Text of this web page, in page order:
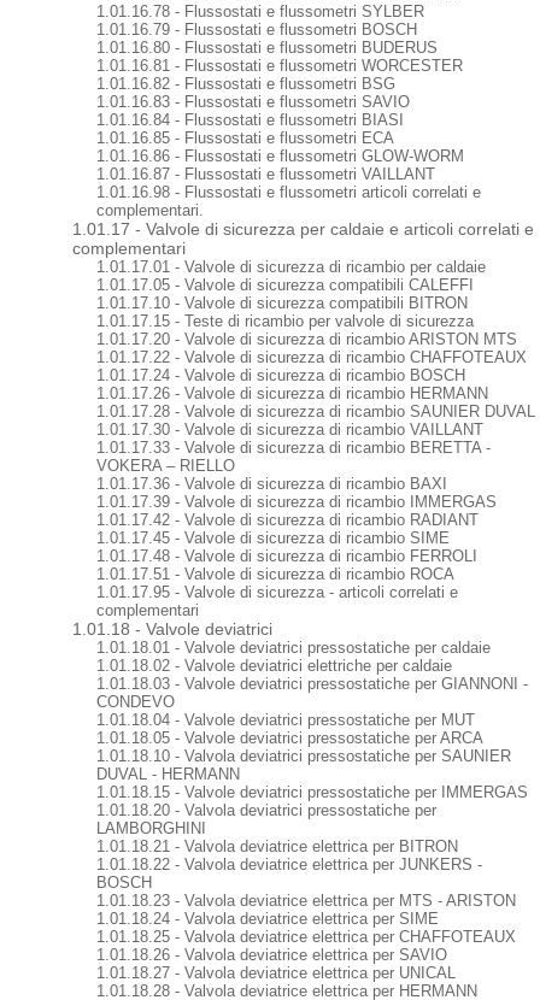
1.01.16.78 - Flussostati e flussometri SYLBER
1.01.16.79 - Flussostati e flussometri BOSCH
1.01.16.80 - Flussostati e flussometri BUDERUS
1.01.16.81 - Flussostati e flussometri WORCESTER
1.01.16.82 - Flussostati e flussometri BSG
1.01.16.83 - Flussostati e flussometri SAVIO
1.01.16.84 - Flussostati e flussometri BIASI
1.01.16.85 - Flussostati e flussometri ECA
1.01.16.86 - Flussostati e flussometri GLOW-WORM
1.01.16.87 - Flussostati e flussometri VAILLANT
1.01.16.98 - Flussostati e flussometri articoli correlati e
complementari.
1.01.17 - Valvole di sicurezza per caldaie e articoli correlati e
complementari
1.01.17.01 - Valvole di sicurezza di ricambio per caldaie
1.01.17.05 - Valvole di sicurezza compatibili CALEFFI
1.01.17.10 - Valvole di sicurezza compatibili BITRON
1.01.17.15 - Teste di ricambio per valvole di sicurezza
1.01.17.20 - Valvole di sicurezza di ricambio ARISTON MTS
1.01.17.22 - Valvole di sicurezza di ricambio CHAFFOTEAUX
1.01.17.24 - Valvole di sicurezza di ricambio BOSCH
1.01.17.26 - Valvole di sicurezza di ricambio HERMANN
1.01.17.28 - Valvole di sicurezza di ricambio SAUNIER DUVAL
1.01.17.30 - Valvole di sicurezza di ricambio VAILLANT
1.01.17.33 - Valvole di sicurezza di ricambio BERETTA -
VOKERA – RIELLO
1.01.17.36 - Valvole di sicurezza di ricambio BAXI
1.01.17.39 - Valvole di sicurezza di ricambio IMMERGAS
1.01.17.42 - Valvole di sicurezza di ricambio RADIANT
1.01.17.45 - Valvole di sicurezza di ricambio SIME
1.01.17.48 - Valvole di sicurezza di ricambio FERROLI
1.01.17.51 - Valvole di sicurezza di ricambio ROCA
1.01.17.95 - Valvole di sicurezza - articoli correlati e
complementari
1.01.18 - Valvole deviatrici
1.01.18.01 - Valvole deviatrici pressostatiche per caldaie
1.01.18.02 - Valvole deviatrici elettriche per caldaie
1.01.18.03 - Valvole deviatrici pressostatiche per GIANNONI -
CONDEVO
1.01.18.04 - Valvole deviatrici pressostatiche per MUT
1.01.18.05 - Valvole deviatrici pressostatiche per ARCA
1.01.18.10 - Valvola deviatrici pressostatiche per SAUNIER
DUVAL - HERMANN
1.01.18.15 - Valvole deviatrici pressostatiche per IMMERGAS
1.01.18.20 - Valvola deviatrici pressostatiche per
LAMBORGHINI
1.01.18.21 - Valvola deviatrice elettrica per BITRON
1.01.18.22 - Valvola deviatrice elettrica per JUNKERS -
BOSCH
1.01.18.23 - Valvola deviatrice elettrica per MTS - ARISTON
1.01.18.24 - Valvola deviatrice elettrica per SIME
1.01.18.25 - Valvola deviatrice elettrica per CHAFFOTEAUX
1.01.18.26 - Valvola deviatrice elettrica per SAVIO
1.01.18.27 - Valvola deviatrice elettrica per UNICAL
1.01.18.28 - Valvola deviatrice elettrica per HERMANN